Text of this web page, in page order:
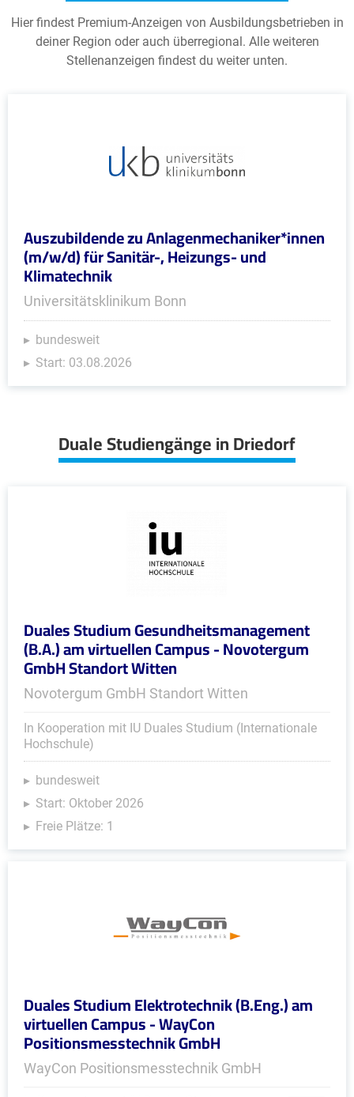
Hier findest Premium-Anzeigen von Ausbildungsbetrieben in
deiner Region oder auch überregional. Alle weiteren
Stellenanzeigen findest du weiter unten.
Auszubildende zu Anlagenmechaniker*innen
(m/w/d) für Sanitär-, Heizungs- und
Klimatechnik
Universitätsklinikum Bonn
bundesweit
Start: 03.08.2026
Duale Studiengänge in Driedorf
Duales Studium Gesundheitsmanagement
(B.A.) am virtuellen Campus - Novotergum
GmbH Standort Witten
Novotergum GmbH Standort Witten
In Kooperation mit IU Duales Studium (Internationale
Hochschule)
bundesweit
Start: Oktober 2026
Freie Plätze: 1
Duales Studium Elektrotechnik (B.Eng.) am
virtuellen Campus - WayCon
Positionsmesstechnik GmbH
WayCon Positionsmesstechnik GmbH